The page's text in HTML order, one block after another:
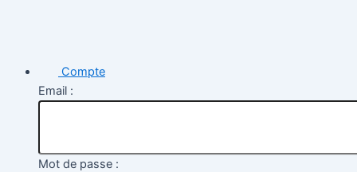
Compte
Email :
Mot de passe :